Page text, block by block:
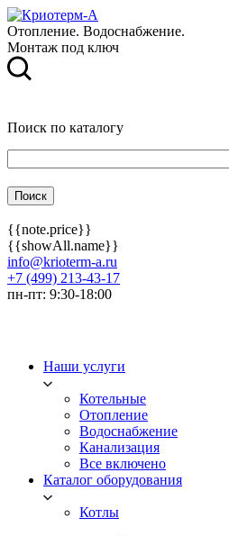
Отопление. Водоснабжение.
Монтаж под ключ
Поиск по каталогу
{{note.price}}
{{showAll.name}}
info@krioterm-a.ru
+7 (499) 213-43-17
пн-пт: 9:30-18:00
Наши услуги
Котельные
Отопление
Водоснабжение
Канализация
Все включено
Каталог оборудования
Котлы